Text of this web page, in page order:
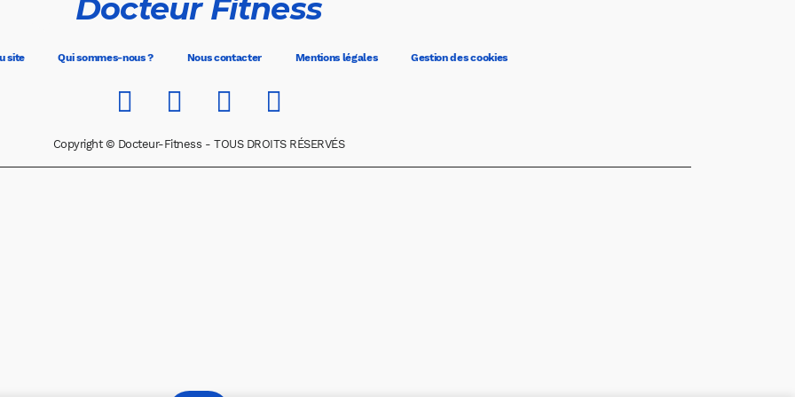
Docteur Fitness
site Qui sommes-nous ? Nous contacter Mentions légales Gestion des cookies
Copyright © Docteur-Fitness - TOUS DROITS RÉSERVÉS